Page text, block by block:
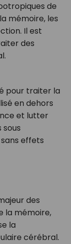
de
mémoire, les
Il est
des
pour traiter la
en dehors
et lutter
effets
des
la mémoire,
la
cérébral.